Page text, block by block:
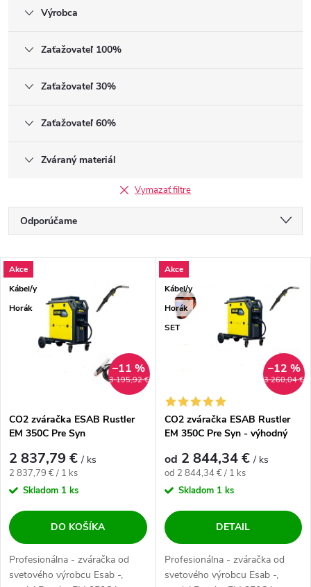
Výrobca
Zaťažovateľ 100%
Zaťažovateľ 30%
Zaťažovateľ 60%
Zváraný materiál
Vymazať filtre
Radenie produktov
Odporúčame
Najdrahšie
Najpredávanejšie
Abecedne
Výpis produktov
Akce
Kábel/y
Horák
3 195,92 €
–11 %
CO2 zváračka ESAB Rustler
EM 350C Pre Syn
2 837,79 €/ ks
Jednotková cena:
2 837,79 € / 1 ks
Skladom 1 ks
DO KOŠÍKA
Profesionálna - zváračka od
svetového výrobcu Esab -,
Akce
Kábel/y
Horák
SET
3 260,04 €
–12 %
CO2 zváračka ESAB Rustler
EM 350C Pre Syn - výhodný
od 2 844,34 €/ ks
Jednotková cena:
od 2 844,34 € / 1 ks
Skladom 1 ks
DETAIL
Profesionálna - zváračka od
svetového výrobcu Esab -,